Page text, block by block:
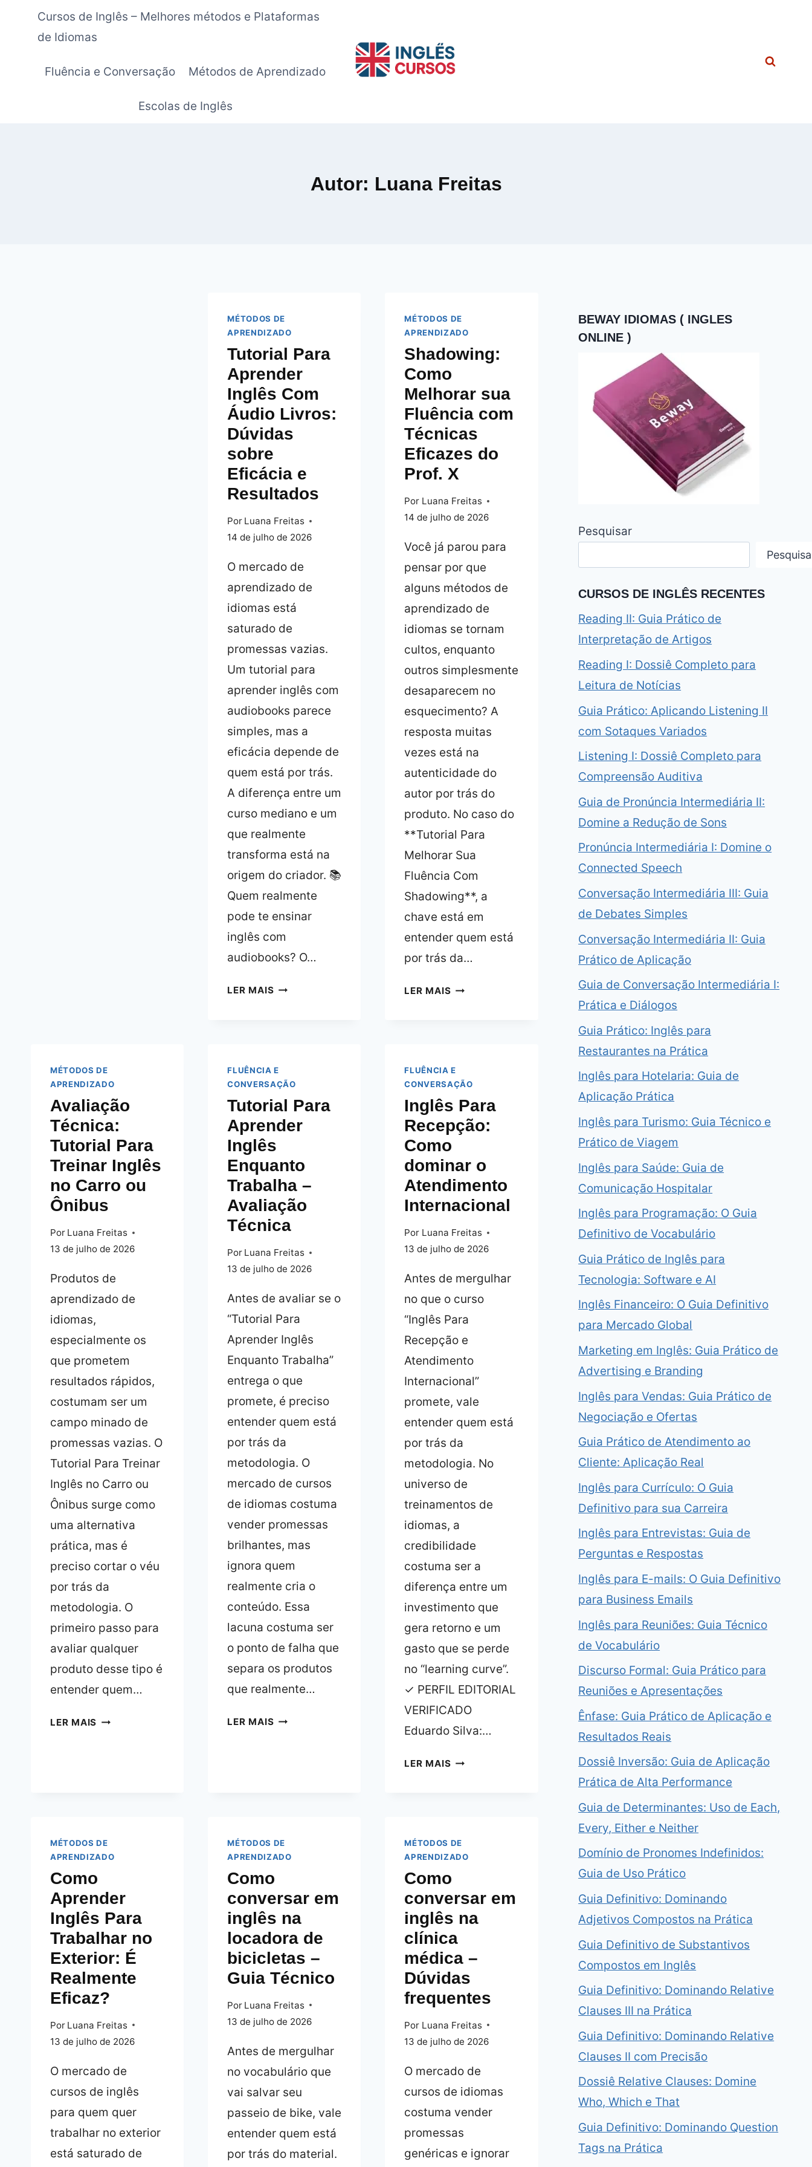
Conteúdo
Cursos de Inglês – Melhores métodos e Plataformas
de Idiomas
Fluência e Conversação Métodos de Aprendizado
Escolas de Inglês
Autor: Luana Freitas
MÉTODOS DE
APRENDIZADO
Tutorial Para
Aprender
Inglês Com
Áudio Livros:
Dúvidas
sobre
Eficácia e
Resultados
Por Luana Freitas
14 de julho de 2026
O mercado de
aprendizado de
idiomas está
saturado de
promessas vazias.
Um tutorial para
aprender inglês com
audiobooks parece
simples, mas a
eficácia depende de
quem está por trás.
A diferença entre um
curso mediano e um
que realmente
transforma está na
origem do criador. 📚
Quem realmente
pode te ensinar
inglês com
audiobooks? O…
LER MAIS TUTORIAL
ÁUDIO
LIVROS:
DÚVIDAS
SOBRE
EFICÁCIA
E
RESULTADOS
MÉTODOS DE
APRENDIZADO
Shadowing:
Como
Melhorar sua
Fluência com
Técnicas
Eficazes do
Prof. X
Por Luana Freitas
14 de julho de 2026
Você já parou para
pensar por que
alguns métodos de
aprendizado de
idiomas se tornam
cultos, enquanto
outros simplesmente
desaparecem no
esquecimento? A
resposta muitas
vezes está na
autenticidade do
autor por trás do
produto. No caso do
**Tutorial Para
Melhorar Sua
Fluência Com
Shadowing**, a
chave está em
entender quem está
por trás da…
LER MAIS SHADOWING:
COM
TÉCNICAS
EFICAZES
PROF.
X
MÉTODOS DE
APRENDIZADO
Avaliação
Técnica:
Tutorial Para
Treinar Inglês
no Carro ou
Ônibus
Por Luana Freitas
13 de julho de 2026
Produtos de
aprendizado de
idiomas,
especialmente os
que prometem
resultados rápidos,
costumam ser um
campo minado de
promessas vazias. O
Tutorial Para Treinar
Inglês no Carro ou
Ônibus surge como
uma alternativa
prática, mas é
preciso cortar o véu
por trás da
metodologia. O
primeiro passo para
avaliar qualquer
produto desse tipo é
entender quem…
LER MAIS AVALIAÇÃO
OU
FLUÊNCIA E
CONVERSAÇÃO
Tutorial Para
Aprender
Inglês
Enquanto
Trabalha –
Avaliação
Técnica
Por Luana Freitas
13 de julho de 2026
Antes de avaliar se o
“Tutorial Para
Aprender Inglês
Enquanto Trabalha”
entrega o que
promete, é preciso
entender quem está
por trás da
metodologia. O
mercado de cursos
de idiomas costuma
vender promessas
brilhantes, mas
ignora quem
realmente cria o
conteúdo. Essa
lacuna costuma ser
o ponto de falha que
separa os produtos
que realmente…
LER MAIS TUTORIAL
TÉCNICA
FLUÊNCIA E
CONVERSAÇÃO
Inglês Para
Recepção:
Como
dominar o
Atendimento
Internacional
Por Luana Freitas
13 de julho de 2026
Antes de mergulhar
no que o curso
“Inglês Para
Recepção e
Atendimento
Internacional”
promete, vale
entender quem está
por trás da
metodologia. No
universo de
treinamentos de
idiomas, a
credibilidade
costuma ser a
diferença entre um
investimento que
gera retorno e um
gasto que se perde
no “learning curve”.
✓ PERFIL EDITORIAL
VERIFICADO
Eduardo Silva:…
LER MAIS INGLÊS
O
ATENDIMENTO
INTERNACIONAL
MÉTODOS DE
APRENDIZADO
Como
Aprender
Inglês Para
Trabalhar no
Exterior: É
Realmente
Eficaz?
Por Luana Freitas
13 de julho de 2026
O mercado de
cursos de inglês
para quem quer
trabalhar no exterior
está saturado de
MÉTODOS DE
APRENDIZADO
Como
conversar em
inglês na
locadora de
bicicletas –
Guia Técnico
Por Luana Freitas
13 de julho de 2026
Antes de mergulhar
no vocabulário que
vai salvar seu
passeio de bike, vale
entender quem está
por trás do material.
MÉTODOS DE
APRENDIZADO
Como
conversar em
inglês na
clínica
médica –
Dúvidas
frequentes
Por Luana Freitas
13 de julho de 2026
O mercado de
cursos de idiomas
costuma vender
promessas
genéricas e ignorar
BEWAY IDIOMAS ( INGLES
ONLINE )
Pesquisar
CURSOS DE INGLÊS RECENTES
Reading II: Guia Prático de
Interpretação de Artigos
Reading I: Dossiê Completo para
Leitura de Notícias
Guia Prático: Aplicando Listening II
com Sotaques Variados
Listening I: Dossiê Completo para
Compreensão Auditiva
Guia de Pronúncia Intermediária II:
Domine a Redução de Sons
Pronúncia Intermediária I: Domine o
Connected Speech
Conversação Intermediária III: Guia
de Debates Simples
Conversação Intermediária II: Guia
Prático de Aplicação
Guia de Conversação Intermediária I:
Prática e Diálogos
Guia Prático: Inglês para
Restaurantes na Prática
Inglês para Hotelaria: Guia de
Aplicação Prática
Inglês para Turismo: Guia Técnico e
Prático de Viagem
Inglês para Saúde: Guia de
Comunicação Hospitalar
Inglês para Programação: O Guia
Definitivo de Vocabulário
Guia Prático de Inglês para
Tecnologia: Software e AI
Inglês Financeiro: O Guia Definitivo
para Mercado Global
Marketing em Inglês: Guia Prático de
Advertising e Branding
Inglês para Vendas: Guia Prático de
Negociação e Ofertas
Guia Prático de Atendimento ao
Cliente: Aplicação Real
Inglês para Currículo: O Guia
Definitivo para sua Carreira
Inglês para Entrevistas: Guia de
Perguntas e Respostas
Inglês para E-mails: O Guia Definitivo
para Business Emails
Inglês para Reuniões: Guia Técnico
de Vocabulário
Discurso Formal: Guia Prático para
Reuniões e Apresentações
Ênfase: Guia Prático de Aplicação e
Resultados Reais
Dossiê Inversão: Guia de Aplicação
Prática de Alta Performance
Guia de Determinantes: Uso de Each,
Every, Either e Neither
Domínio de Pronomes Indefinidos:
Guia de Uso Prático
Guia Definitivo: Dominando
Adjetivos Compostos na Prática
Guia Definitivo de Substantivos
Compostos em Inglês
Guia Definitivo: Dominando Relative
Clauses III na Prática
Guia Definitivo: Dominando Relative
Clauses II com Precisão
Dossiê Relative Clauses: Domine
Who, Which e That
Guia Definitivo: Dominando Question
Tags na Prática